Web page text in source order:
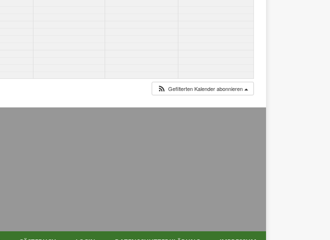
Gefilterten Kalender abonnieren